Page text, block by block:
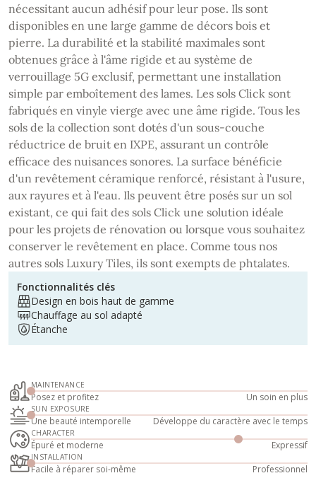
nécessitant aucun adhésif pour leur pose. Ils sont
disponibles en une large gamme de décors bois et
pierre. La durabilité et la stabilité maximales sont
obtenues grâce à l'âme rigide et au système de
verrouillage 5G exclusif, permettant une installation
simple par emboîtement des lames. Les sols Click sont
fabriqués en vinyle vierge avec une âme rigide. Tous les
sols de la collection sont dotés d'un sous-couche
réductrice de bruit en IXPE, assurant un contrôle
efficace des nuisances sonores. La surface bénéficie
d'un revêtement céramique renforcé, résistant à l'usure,
aux rayures et à l'eau. Ils peuvent être posés sur un sol
existant, ce qui fait des sols Click une solution idéale
pour les projets de rénovation ou lorsque vous souhaitez
conserver le revêtement en place. Comme tous nos
autres sols Luxury Tiles, ils sont exempts de phtalates.
Fonctionnalités clés
Design en bois haut de gamme
Chauffage au sol adapté
Étanche
MAINTENANCE
Posez et profitez Un soin en plus
SUN EXPOSURE
Une beauté intemporelle Développe du caractère avec le temps
CHARACTER
Épuré et moderne Expressif
INSTALLATION
Facile à réparer soi-même Professionnel